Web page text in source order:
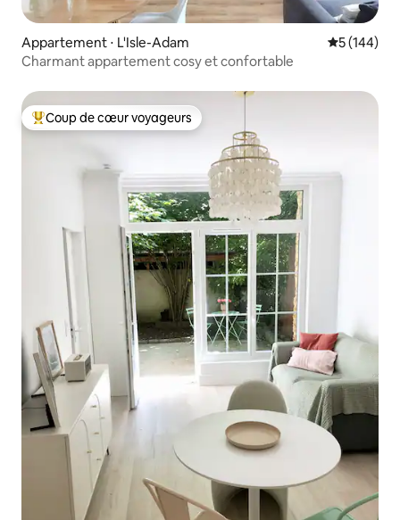
Appartement ⋅ L'Isle-Adam Évaluation
5 (144)
Charmant appartement cosy et confortable
Coups de cœur voyageurs les plus appréciés
Coup de cœur voyageurs